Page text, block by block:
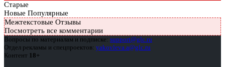
Старые
Новые Популярные
Межтекстовые Отзывы
Посмотреть все комментарии
Вопросы по материалам и подписке: support@glc.ru
Отдел рекламы и спецпроектов: yakovleva.a@glc.ru
Контент 18+